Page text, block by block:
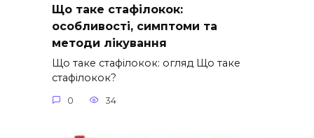
Що таке стафілокок:
особливості, симптоми та
методи лікування
Що таке стафілокок: огляд Що таке
стафілокок?
0 34